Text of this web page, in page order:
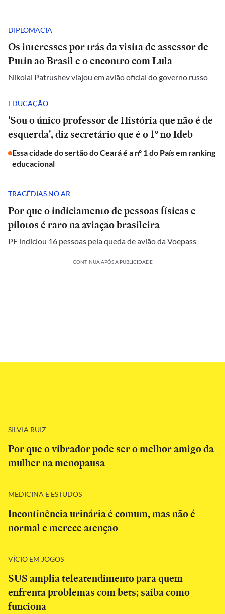
DIPLOMACIA
Os interesses por trás da visita de assessor de
Putin ao Brasil e o encontro com Lula
Nikolai Patrushev viajou em avião oficial do governo russo
EDUCAÇÃO
'Sou o único professor de História que não é de
esquerda', diz secretário que é o 1º no Ideb
Essa cidade do sertão do Ceará é a nº 1 do País em ranking
educacional
TRAGÉDIAS NO AR
Por que o indiciamento de pessoas físicas e
pilotos é raro na aviação brasileira
PF indiciou 16 pessoas pela queda de avião da Voepass
CONTINUA APÓS A PUBLICIDADE
SILVIA RUIZ
Por que o vibrador pode ser o melhor amigo da
mulher na menopausa
MEDICINA E ESTUDOS
Incontinência urinária é comum, mas não é
normal e merece atenção
VÍCIO EM JOGOS
SUS amplia teleatendimento para quem
enfrenta problemas com bets; saiba como
funciona